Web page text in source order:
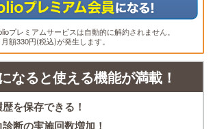
プレミアムサービスは自動的に解約されません。
額330円(税込)が発生します。
なると使える機能が満載！
を保存できる！
断の実施回数増加！